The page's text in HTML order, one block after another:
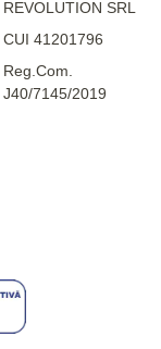
REVOLUTION SRL
CUI 41201796
Reg.Com.
J40/7145/2019